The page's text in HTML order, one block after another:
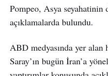
Pompeo, Asya seyahatinin
açıklamalarda bulundu.
ABD medyasında yer alan
Saray’ın bugün İran’a